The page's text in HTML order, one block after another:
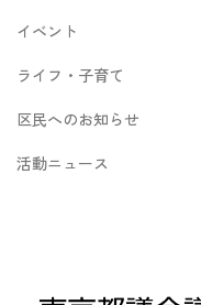
イベント
ライフ・子育て
区民へのお知らせ
活動ニュース